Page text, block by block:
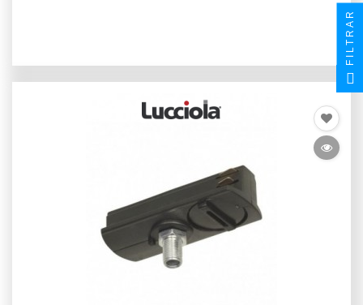
FILTRAR